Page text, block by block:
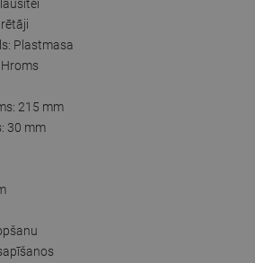
Plastmasa
215 mm
30 mm